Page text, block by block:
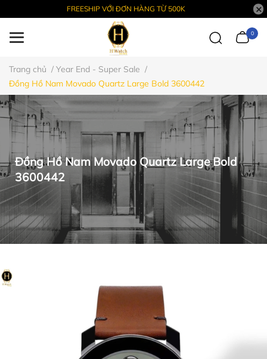
FREESHIP VỚI ĐƠN HÀNG TỪ 500K
0
Trang chủ / Year End - Super Sale /
Đồng Hồ Nam Movado Quartz Large Bold 3600442
Đồng Hồ Nam Movado Quartz Large Bold
3600442